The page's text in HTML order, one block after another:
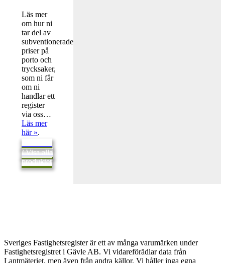
Läs mer
om hur ni
tar del av
subventionerade
priser på
porto och
trycksaker,
som ni får
om ni
handlar ett
register
via oss…
Läs mer
här ».
/ Visa alla
produkter
Sveriges Fastighetsregister är ett av många varumärken under
Fastighetsregistret i Gävle AB. Vi vidareförädlar data från
Lantmäteriet, men även från andra källor. Vi håller inga egna